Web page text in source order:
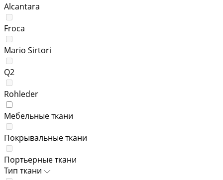
Alcantara
Froca
Mario Sirtori
Q2
Rohleder
Мебельные ткани
Покрывальные ткани
Портьерные ткани
Тип ткани